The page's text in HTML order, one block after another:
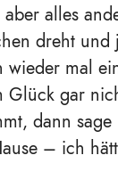
alles
dreht und
wieder mal
Glück gar
dann
– ich